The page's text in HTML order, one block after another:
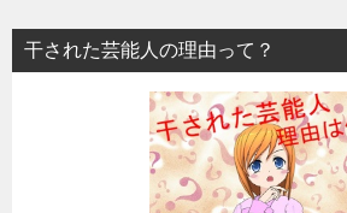
干された芸能人の理由って？